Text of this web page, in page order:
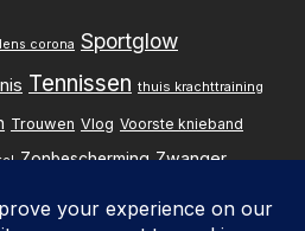
corona Sportglow
Tennissen thuis krachttraining
Trouwen Vlog Voorste knieband
Zonbescherming Zwanger